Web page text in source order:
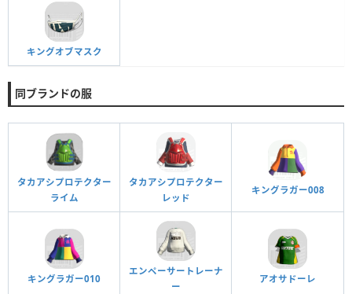
キングオブマスク
同ブランドの服
タカアシプロテクター
ライム
タカアシプロテクター
レッド
キングラガー008
キングラガー010
エンペーサートレーナ
ー
アオサドーレ